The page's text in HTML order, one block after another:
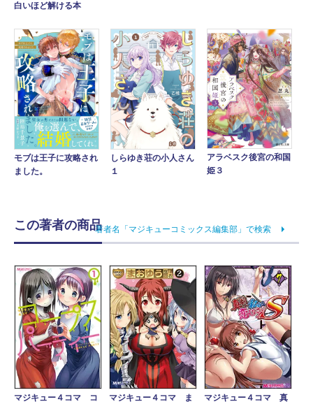
白いほど解ける本
モブは王子に攻略され
ました。
しらゆき荘の小人さん
１
アラベスク後宮の和国
姫３
この著者の商品著者名「マジキューコミックス編集部」で検索
マジキュー４コマ コ
マジキュー４コマ ま
マジキュー４コマ 真